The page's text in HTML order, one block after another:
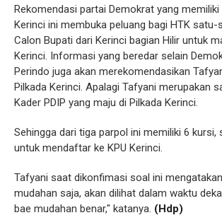
Rekomendasi partai Demokrat yang memiliki
Kerinci ini membuka peluang bagi HTK satu-
Calon Bupati dari Kerinci bagian Hilir untuk
Kerinci. Informasi yang beredar selain
Perindo juga akan merekomendasikan
Pilkada Kerinci. Apalagi Tafyani merupakan
Kader PDIP yang maju di Pilkada Kerinci.
Sehingga dari tiga parpol ini memiliki 6 kursi,
untuk mendaftar ke KPU Kerinci.
Tafyani saat dikonfimasi soal ini
mudahan saja, akan dilihat dalam waktu
bae mudahan benar," katanya. (Hdp)